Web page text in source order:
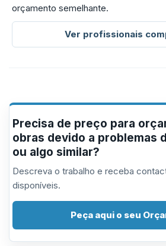
orçamento semelhante.
Ver profissionais
Precisa de preço para
obras devido a problemas
ou algo similar?
Descreva o trabalho e receba
disponíveis.
Peça aqui o seu